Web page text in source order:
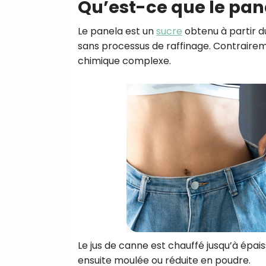
Qu’est-ce que le
Le panela est unsucre obtenu à partir
sans processus de raffinage.
chimique complexe.
Le jus de canne est chauffé jusqu’à
ensuite moulée ou réduite en poudre.